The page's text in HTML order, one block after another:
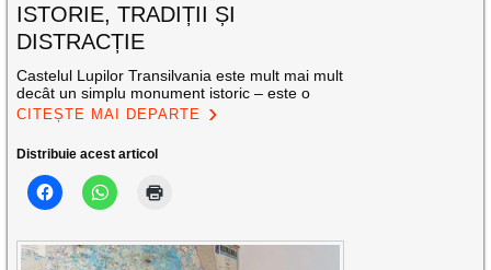
ISTORIE, TRADIȚII ȘI
DISTRACȚIE
Castelul Lupilor Transilvania este mult mai mult
decât un simplu monument istoric – este o
CITEȘTE MAI DEPARTE
Distribuie acest articol